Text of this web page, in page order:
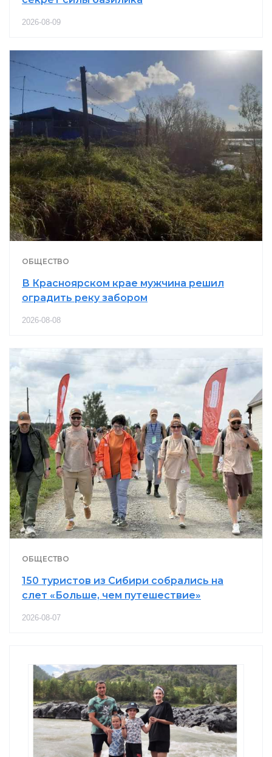
2026-08-09
ОБЩЕСТВО
В Красноярском крае мужчина решил
оградить реку забором
2026-08-08
ОБЩЕСТВО
150 туристов из Сибири собрались на
слет «Больше, чем путешествие»
2026-08-07